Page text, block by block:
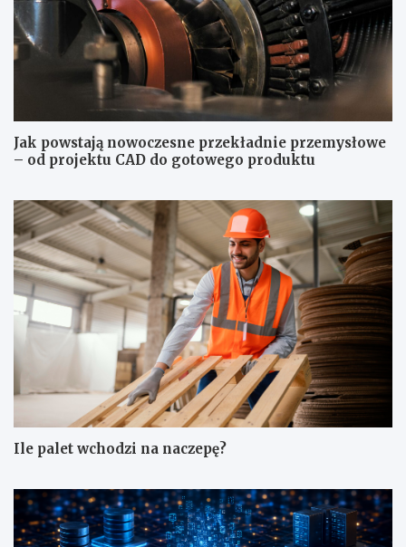
Jak powstają nowoczesne przekładnie przemysłowe
– od projektu CAD do gotowego produktu
Ile palet wchodzi na naczepę?